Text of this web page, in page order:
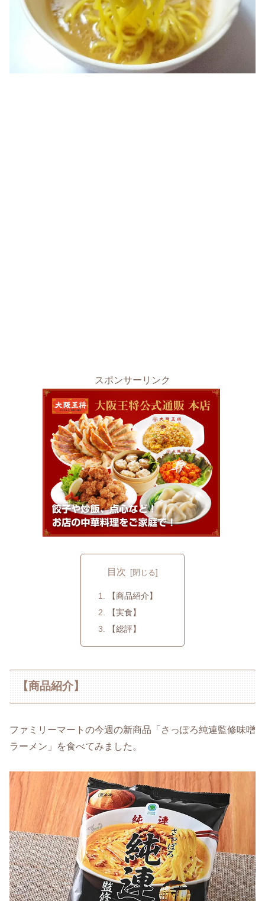
スポンサーリンク
目次
【商品紹介】
【実食】
【総評】
【商品紹介】
ファミリーマートの今週の新商品「さっぽろ純連監修味噌
ラーメン」を食べてみました。